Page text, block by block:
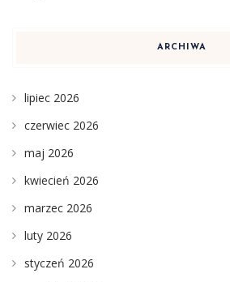
ARCHIWA
lipiec 2026
czerwiec 2026
maj 2026
kwiecień 2026
marzec 2026
luty 2026
styczeń 2026